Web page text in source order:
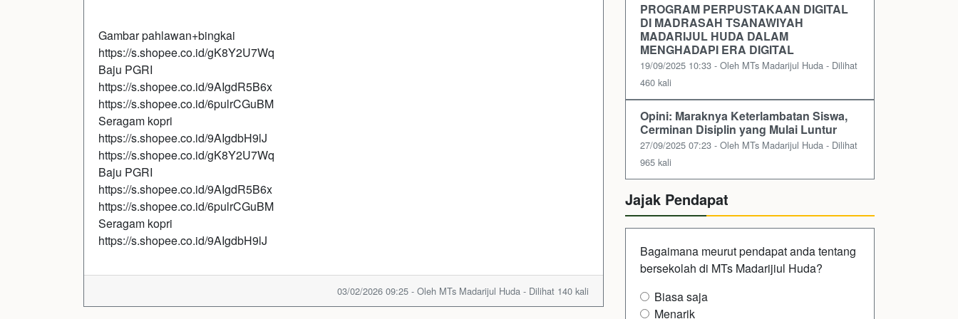
Gambar pahlawan+bingkai
https://s.shopee.co.id/gK8Y2U7Wq
Baju PGRI
https://s.shopee.co.id/9AIgdR5B6x
https://s.shopee.co.id/6pulrCGuBM
Seragam kopri
https://s.shopee.co.id/9AIgdbH9lJ
https://s.shopee.co.id/gK8Y2U7Wq
Baju PGRI
https://s.shopee.co.id/9AIgdR5B6x
https://s.shopee.co.id/6pulrCGuBM
Seragam kopri
https://s.shopee.co.id/9AIgdbH9lJ
03/02/2026 09:25 - Oleh MTs Madarijul Huda - Dilihat 140 kali
PROGRAM PERPUSTAKAAN DIGITAL
DI MADRASAH TSANAWIYAH
MADARIJUL HUDA DALAM
MENGHADAPI ERA DIGITAL
19/09/2025 10:33 - Oleh MTs Madarijul Huda - Dilihat
460 kali
Opini: Maraknya Keterlambatan Siswa,
Cerminan Disiplin yang Mulai Luntur
27/09/2025 07:23 - Oleh MTs Madarijul Huda - Dilihat
965 kali
Jajak Pendapat
Bagaimana meurut pendapat anda tentang
bersekolah di MTs Madarijiul Huda?
Biasa saja
Menarik